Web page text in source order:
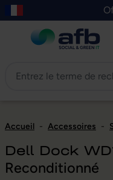
au contenu principal
Skip to B2B platform
Accueil - Accessoires -
Dell Dock
Reconditionné